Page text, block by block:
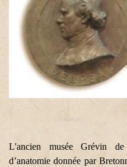
L'ancien musée Grévin
d’anatomie donnée par